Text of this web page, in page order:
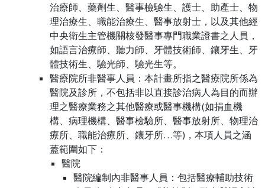
治療師、藥劑生、醫事檢驗生、護士、助產士、物
理治療生、職能治療生、醫事放射士，以及其他經
中央衛生主管機關核發醫事專門職業證書之人員，
如語言治療師、聽力師、牙體技術師、鑲牙生、牙
體技術生、驗光師、驗光生等。
醫療院所非醫事人員：本計畫所指之醫療院所係為
醫院及診所，不包括非以直接診治病人為目的而辦
理之醫療業務之其他醫療或醫事機構(如捐血機
構、病理機構、醫事檢驗所、醫事放射所、物理治
療所、職能治療所、鑲牙所…等)，本項人員之涵
蓋範圍如下：
醫院
醫院編制內非醫事人員：包括醫療輔助技術